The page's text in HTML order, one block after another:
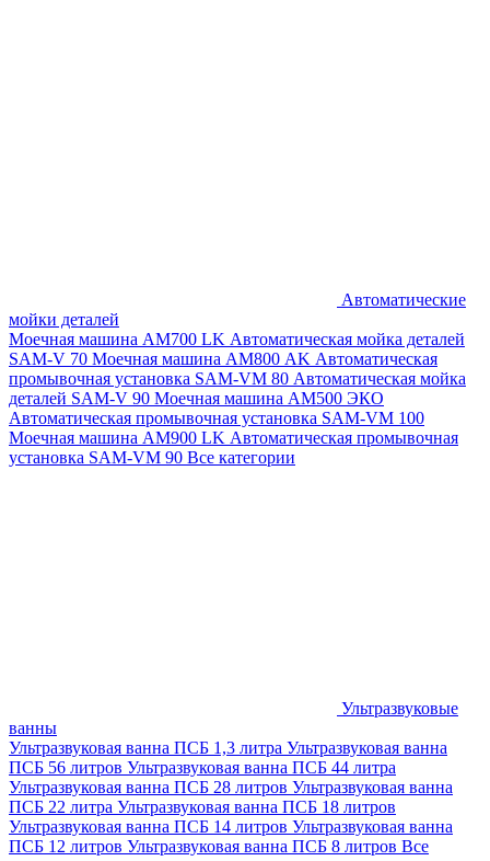
Автоматические
мойки деталей
Моечная машина AM700 LK Автоматическая мойка деталей
SAM-V 70 Моечная машина АМ800 AK Автоматическая
промывочная установка SAM-VM 80 Автоматическая мойка
деталей SAM-V 90 Моечная машина АМ500 ЭКО
Автоматическая промывочная установка SAM-VM 100
Моечная машина AM900 LK Автоматическая промывочная
установка SAM-VM 90 Все категории
Ультразвуковые
ванны
Ультразвуковая ванна ПСБ 1,3 литра Ультразвуковая ванна
ПСБ 56 литров Ультразвуковая ванна ПСБ 44 литра
Ультразвуковая ванна ПСБ 28 литров Ультразвуковая ванна
ПСБ 22 литра Ультразвуковая ванна ПСБ 18 литров
Ультразвуковая ванна ПСБ 14 литров Ультразвуковая ванна
ПСБ 12 литров Ультразвуковая ванна ПСБ 8 литров Все